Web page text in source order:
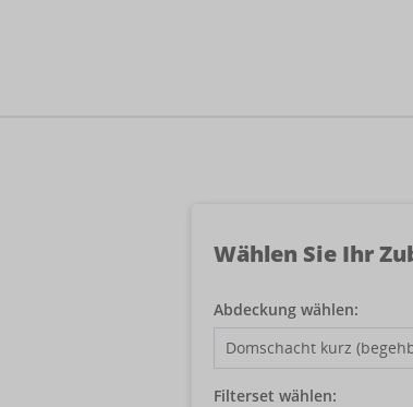
Wählen Sie Ihr
Abdeckung wählen:
Filterset wählen: